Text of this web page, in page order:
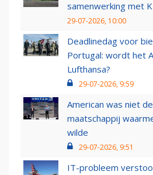
samenwerking met
29-07-2026, 10:00
Deadlinedag voor
Portugal: wordt het
Lufthansa?
29-07-2026, 9:59
American was niet
maatschappij
wilde
29-07-2026, 9:51
IT-probleem